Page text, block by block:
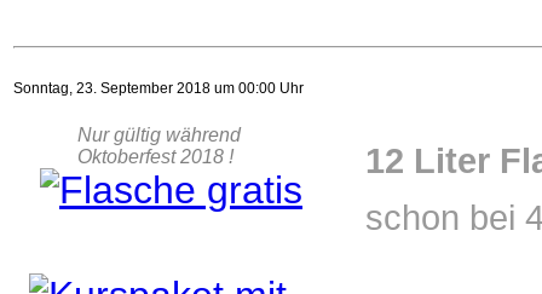
Sonntag, 23. September 2018 um 00:00 Uhr
Nur gültig während
Oktoberfest 2018 !
12 Liter
schon bei